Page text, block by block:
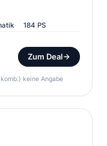
184 PS
Zum Deal
keine Angabe